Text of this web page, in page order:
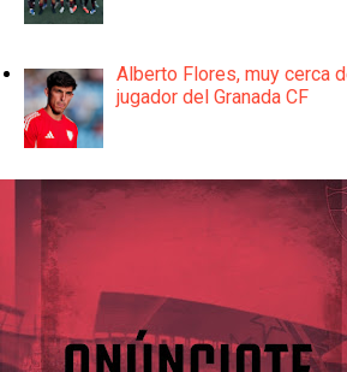
Alberto Flores, muy cerca
jugador del Granada CF